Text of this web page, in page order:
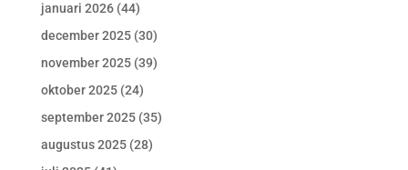
januari 2026(44)
december 2025(30)
november 2025(39)
oktober 2025(24)
september 2025(35)
augustus 2025(28)